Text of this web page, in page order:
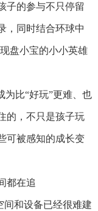
子的参与不只停留
，同时结合环球中
盘小宝的小小英雄
比“好玩”更难、也
的，不只是孩子玩
可被感知的成长变
都在追
间和设备已经很难建